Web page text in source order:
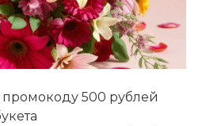
500 рублей